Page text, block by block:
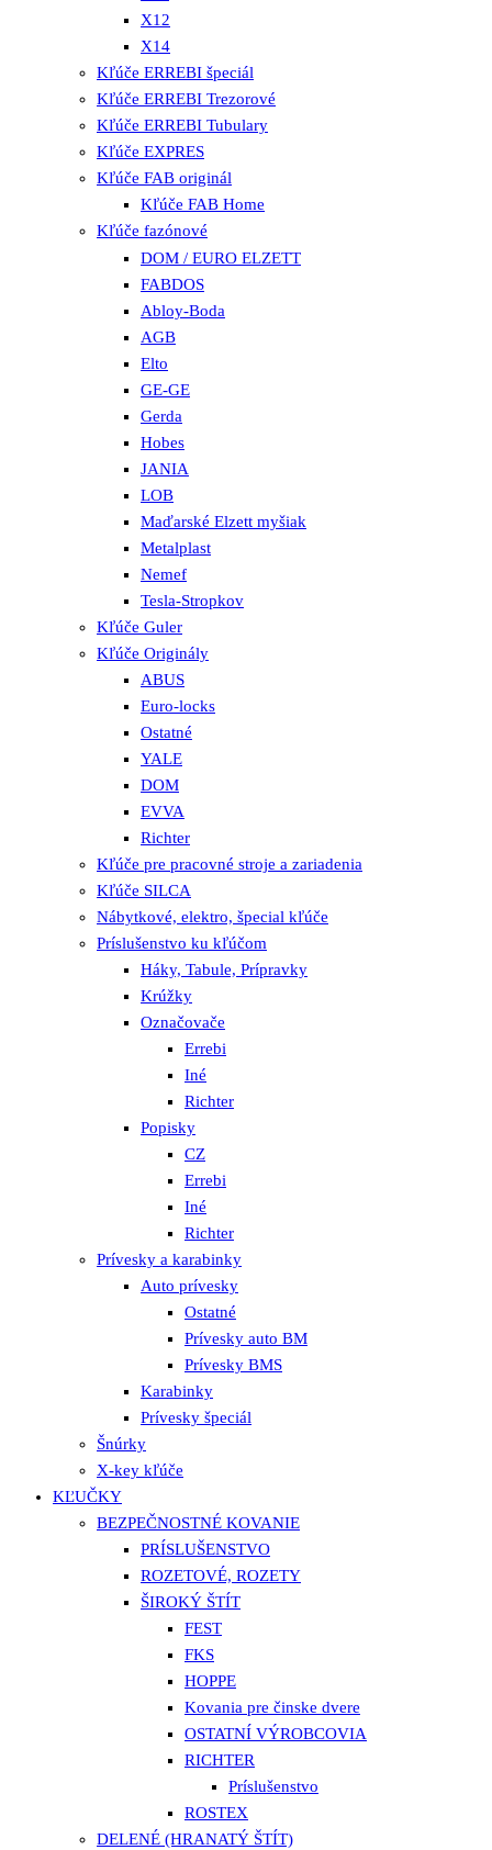
X12
X14
Kľúče ERREBI špeciál
Kľúče ERREBI Trezorové
Kľúče ERREBI Tubulary
Kľúče EXPRES
Kľúče FAB originál
Kľúče FAB Home
Kľúče fazónové
DOM / EURO ELZETT
FABDOS
Abloy-Boda
AGB
Elto
GE-GE
Gerda
Hobes
JANIA
LOB
Maďarské Elzett myšiak
Metalplast
Nemef
Tesla-Stropkov
Kľúče Guler
Kľúče Originály
ABUS
Euro-locks
Ostatné
YALE
DOM
EVVA
Richter
Kľúče pre pracovné stroje a zariadenia
Kľúče SILCA
Nábytkové, elektro, špecial kľúče
Príslušenstvo ku kľúčom
Háky, Tabule, Prípravky
Krúžky
Označovače
Errebi
Iné
Richter
Popisky
CZ
Errebi
Iné
Richter
Prívesky a karabinky
Auto prívesky
Ostatné
Prívesky auto BM
Prívesky BMS
Karabinky
Prívesky špeciál
Šnúrky
X-key kľúče
KĽUČKY
BEZPEČNOSTNÉ KOVANIE
PRÍSLUŠENSTVO
ROZETOVÉ, ROZETY
ŠIROKÝ ŠTÍT
FEST
FKS
HOPPE
Kovania pre činske dvere
OSTATNÍ VÝROBCOVIA
RICHTER
Príslušenstvo
ROSTEX
DELENÉ (HRANATÝ ŠTÍT)